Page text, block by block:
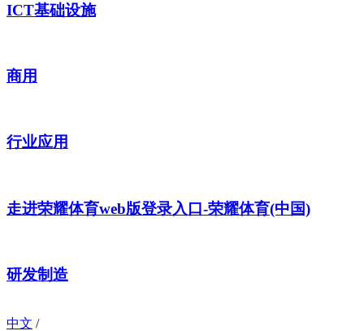
ICT基础设施
商用
行业应用
走进荣耀体育web版登录入口-荣耀体育(中国)
研发制造
中文 /